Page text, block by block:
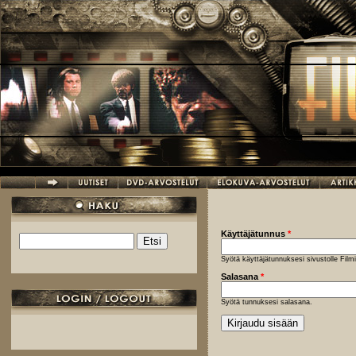
Hyppää pääsisältöön
Hakulomake
Käyttäjätunnus *
Syötä käyttäjätunnuksesi sivustolle
Salasana *
Syötä tunnuksesi salasana.